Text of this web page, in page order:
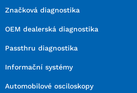
Značková diagnostika
OEM dealerská diagnostika
Passthru diagnostika
Informační systémy
Automobilové osciloskopy